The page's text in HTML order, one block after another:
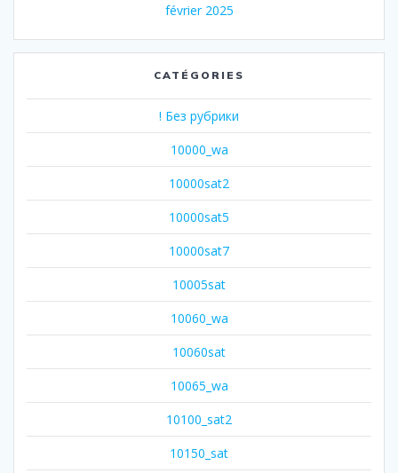
février 2025
CATÉGORIES
! Без рубрики
10000_wa
10000sat2
10000sat5
10000sat7
10005sat
10060_wa
10060sat
10065_wa
10100_sat2
10150_sat